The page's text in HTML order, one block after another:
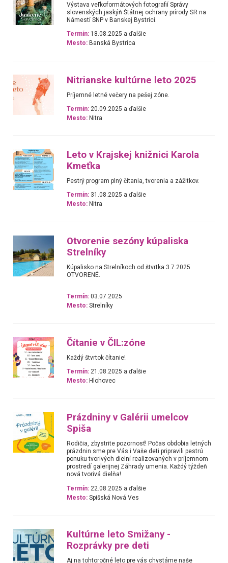
Výstava veľkoformátových fotografií Správy
slovenských jaskýň Štátnej ochrany prírody SR na
Námestí SNP v Banskej Bystrici.
Termín: 18.08.2025 a ďalšie
Mesto: Banská Bystrica
Nitrianske kultúrne leto 2025
Príjemné letné večery na pešej zóne.
Termín: 20.09.2025 a ďalšie
Mesto: Nitra
Leto v Krajskej knižnici Karola
Kmeťka
Pestrý program plný čítania, tvorenia a zážitkov.
Termín: 31.08.2025 a ďalšie
Mesto: Nitra
Otvorenie sezóny kúpaliska
Strelníky
Kúpalisko na Strelníkoch od štvrtka 3.7.2025
OTVORENÉ.
Termín: 03.07.2025
Mesto: Strelníky
Čítanie v ČIL:zóne
Každý štvrtok čítanie!
Termín: 21.08.2025 a ďalšie
Mesto: Hlohovec
Prázdniny v Galérii umelcov
Spiša
Rodičia, zbystrite pozornosť! Počas obdobia letných
prázdnin sme pre Vás i Vaše deti pripravili pestrú
ponuku tvorivých dielní realizovaných v príjemnom
prostredí galerijnej Záhrady umenia. Každý týždeň
nová tvorivá dielňa!
Termín: 22.08.2025 a ďalšie
Mesto: Spišská Nová Ves
Kultúrne leto Smižany -
Rozprávky pre deti
Aj na tohtoročné leto pre vás chystáme naše